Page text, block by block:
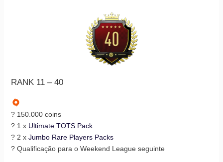
RANK 11 – 40
? 150.000 coins
? 1 x Ultimate TOTS Pack
? 2 x Jumbo Rare Players Packs
? Qualificação para o Weekend League seguinte